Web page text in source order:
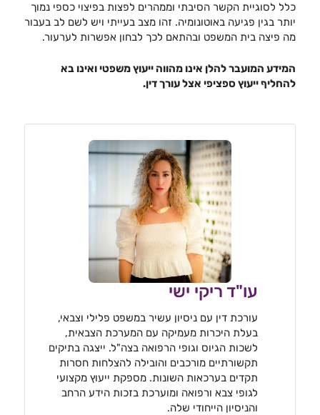
כלל לסוגיית הקשר הסיבתי וממהרים לפצות בפיצוי כספי נמוך
יותר בגין פגיעה באוטונומיה. זהו מצב בעייתי ויש לשם לב בעבור
מה פיצה בית המשפט ובהתאם לכך לבחון אפשרות לערעור.
המידע המועבר להלן אינו מהווה ייעוץ משפטי ואינו בא
להחליף ייעוץ ספציפי אצל עורך דין.
עו"ד ריקי ישי
עורכת דין עם ניסיון עשיר במשפט פלילי וצבאי,
בעלת היכרות מעמיקה עם המערכת הצבאית,
לשכות הגיוס וגופי הרפואה בצה"ל. ייצגה בתיקים
תקשורתיים מורכבים והובילה להצלחות חסרות
תקדים בערכאות השונות. מספקת ייעוץ מקצועי
לגופי צבא ורפואה ומוערכת בזכות הידע הרחב
והניסיון הייחודי שלה.